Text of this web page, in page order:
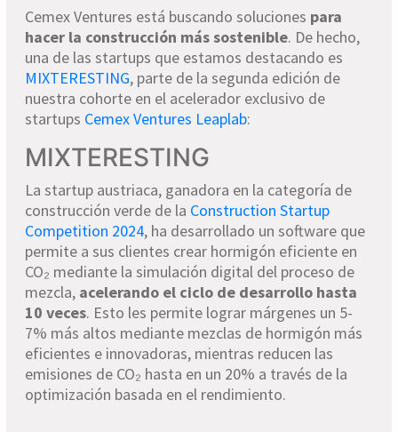
Cemex Ventures está buscando soluciones para
hacer la construcción más sostenible. De hecho,
una de las startups que estamos destacando es
MIXTERESTING, parte de la segunda edición de
nuestra cohorte en el acelerador exclusivo de
startups Cemex Ventures Leaplab:
MIXTERESTING
La startup austriaca, ganadora en la categoría de
construcción verde de la Construction Startup
Competition 2024, ha desarrollado un software que
permite a sus clientes crear hormigón eficiente en
CO₂ mediante la simulación digital del proceso de
mezcla, acelerando el ciclo de desarrollo hasta
10 veces. Esto les permite lograr márgenes un 5-
7% más altos mediante mezclas de hormigón más
eficientes e innovadoras, mientras reducen las
emisiones de CO₂ hasta en un 20% a través de la
optimización basada en el rendimiento.